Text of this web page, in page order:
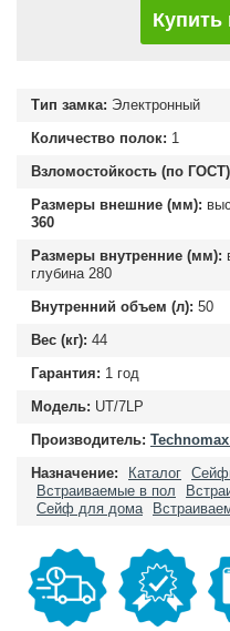
Купить
Тип замка: Электронный
Количество полок: 1
Взломостойкость (по
Размеры внешние (мм):
360
Размеры внутренние (мм):
глубина 280
Внутренний объем (л): 50
Вес (кг): 44
Гарантия: 1 год
Модель: UT/7LP
Производитель:
Назначение:
Каталог
Встраиваемые в пол
Сейф для дома